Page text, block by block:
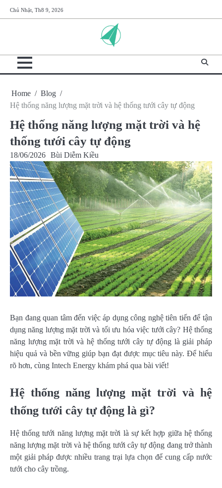
to
Chủ Nhật, Th8 9, 2026
Home
Blog
Hệ thống năng lượng mặt trời và hệ thống tưới cây tự động
Hệ thống năng lượng mặt trời và hệ
thống tưới cây tự động
18/06/2026 Bùi Diễm Kiều
Bạn đang quan tâm đến việc áp dụng công nghệ tiên tiến để tận
dụng năng lượng mặt trời và tối ưu hóa việc tưới cây? Hệ thống
năng lượng mặt trời và hệ thống tưới cây tự động là giải pháp
hiệu quả và bền vững giúp bạn đạt được mục tiêu này. Để hiểu
rõ hơn, cùng Intech Energy khám phá qua bài viết!
Hệ thống năng lượng mặt trời và hệ
thống tưới cây tự động là gì?
Hệ thống tưới năng lượng mặt trời là sự kết hợp giữa hệ thống
năng lượng mặt trời và hệ thống tưới cây tự động đang trở thành
một giải pháp được nhiều trang trại lựa chọn để cung cấp nước
tưới cho cây trồng.